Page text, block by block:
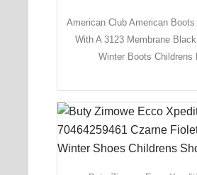
American Club American
With A 3123 Membrane
Winter Boots Childrens